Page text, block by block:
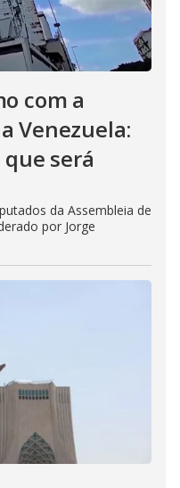
com a
Venezuela:
será
da Assembleia de
por Jorge